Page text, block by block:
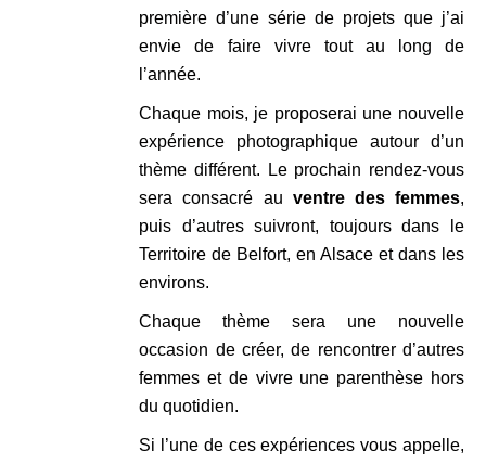
première d’une série de projets que j’ai
envie de faire vivre tout au long de
l’année.
Chaque mois, je proposerai une nouvelle
expérience photographique autour d’un
thème différent. Le prochain rendez-vous
sera consacré au ventre des femmes,
puis d’autres suivront, toujours dans le
Territoire de Belfort, en Alsace et dans les
environs.
Chaque thème sera une nouvelle
occasion de créer, de rencontrer d’autres
femmes et de vivre une parenthèse hors
du quotidien.
Si l’une de ces expériences vous appelle,